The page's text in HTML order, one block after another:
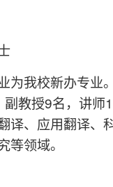
为我校新办专业
副教授9名，讲师
译、应用翻译、
等领域。